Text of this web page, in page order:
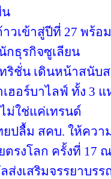
น
วเข้าสู่ปีที่ 27 พร้
กธุรกิจซูเลียน
ริชั่น เดินหน้าสนับ
ฮอร์บาไลฟ์ ทั้ง 3 แ
ม่ใช่แค่เทรนด์
ปลื้ม สคบ. ให้คว
รงโลก ครั้งที่ 17
ส่งเสริมจรรยาบร